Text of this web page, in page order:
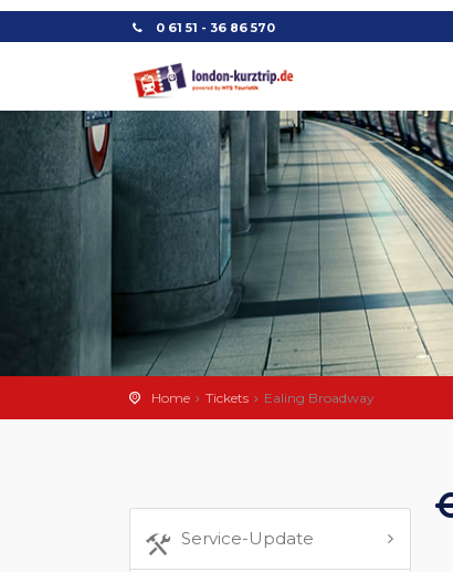
0 61 51 - 36 86 570
Home Tickets Ealing Broadway
Service-Update